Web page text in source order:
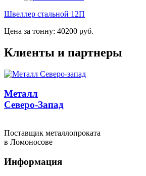
Швеллер стальной 12П
Цена за тонну: 40200 руб.
Клиенты и партнеры
Металл
Северо-Запад
Поставщик металлопроката
в Ломоносове
Информация